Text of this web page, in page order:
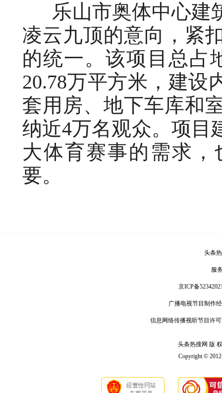
乐山市奥体中心建
凌云九顶的意向，紧
的统一。该项目总占
20.78万平方米，建设
套用房、地下车库和
纳近4万名观众。项目
大体育赛事的需求
要。
头条
服
京ICP备
广播电视节目制作
信息网络传播视听节目许
头条热搜网 版
Copyright ©